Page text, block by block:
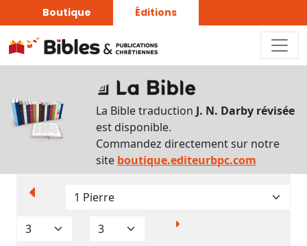
Boutique Éditions
La Bible traduction J. N. Darby révisée
est disponible.
Commandez directement sur notre
site boutique.editeurbpc.com
d’affichage
Par
verset
Translittérations
Analyse